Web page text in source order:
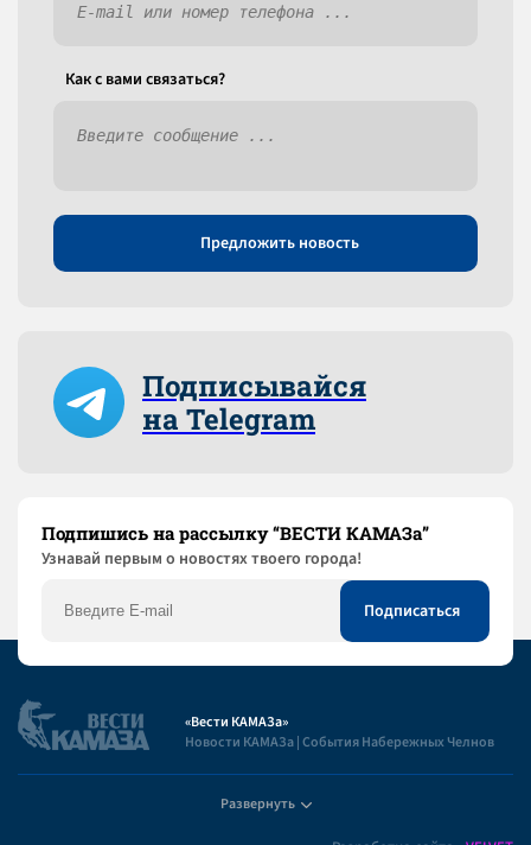
Как c вами связаться?
Предложить новость
Подписывайся
на Telegram
Подпишись на рассылку “ВЕСТИ КАМАЗа”
Узнaвай первым о новостях твоего города!
«Вести КАМАЗа»
Новости КАМАЗа | События Набережных Челнов
Развернуть